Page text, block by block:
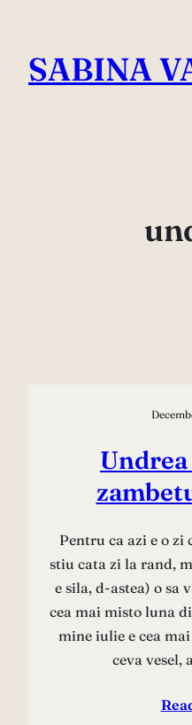
content
SABINA
Undrea
Pentru ca azi e o
stiu cata zi la rand,
e sila, d-astea) o sa
cea mai misto luna
mine iulie e cea
ceva vesel,